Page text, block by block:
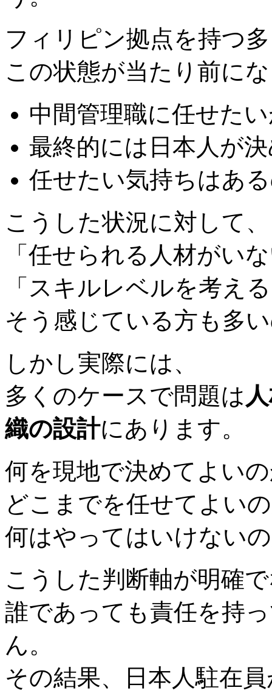
フィリピン拠点を持つ
この状態が当たり前に
中間管理職に任せた
最終的には日本人が
任せたい気持ちはあ
こうした状況に対して、
「任せられる人材がい
「スキルレベルを考え
そう感じている方も多
しかし実際には、
多くのケースで問題は
織の設計にあります。
何を現地で決めてよい
どこまでを任せてよい
何はやってはいけない
こうした判断軸が明確
誰であっても責任を持
ん。
その結果、日本人駐在